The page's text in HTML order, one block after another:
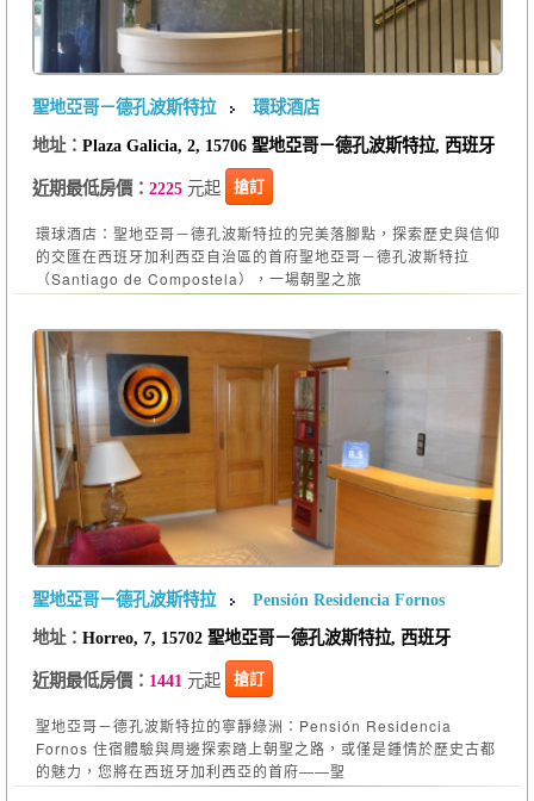
聖地亞哥－德孔波斯特拉
環球酒店
地址： Plaza Galicia, 2, 15706 聖地亞哥－德孔波斯特拉, 西班牙
近期最低房價： 2225元起 搶訂
環球酒店：聖地亞哥－德孔波斯特拉的完美落腳點，探索歷史與信仰
的交匯在西班牙加利西亞自治區的首府聖地亞哥－德孔波斯特拉
（Santiago de Compostela），一場朝聖之旅
聖地亞哥－德孔波斯特拉
Pensión Residencia Fornos
地址： Horreo, 7, 15702 聖地亞哥－德孔波斯特拉, 西班牙
近期最低房價： 1441 元起 搶訂
聖地亞哥－德孔波斯特拉的寧靜綠洲：Pensión Residencia
Fornos 住宿體驗與周邊探索踏上朝聖之路，或僅是鍾情於歷史古都
的魅力，您將在西班牙加利西亞的首府——聖